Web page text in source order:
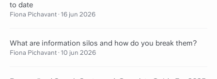
to date
Fiona Pichavant · 16 jun 2026
What are information silos and how do you break them?
Fiona Pichavant · 10 jun 2026